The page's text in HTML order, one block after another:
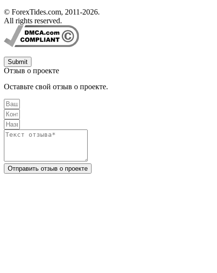
© ForexTides.com, 2011-2026.
All rights reserved.
Submit
Отзыв о проекте
Оставьте свой отзыв о проекте.
Отправить отзыв о проекте